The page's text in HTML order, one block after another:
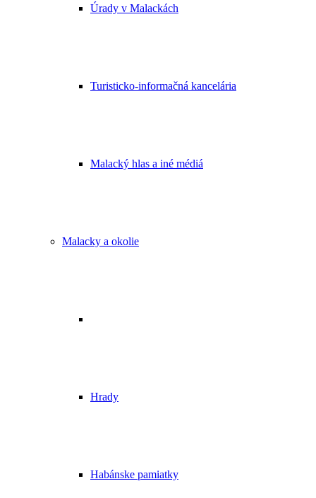
Úrady v Malackách
Turisticko-informačná kancelária
Malacký hlas a iné médiá
Malacky a okolie
Hrady
Habánske pamiatky